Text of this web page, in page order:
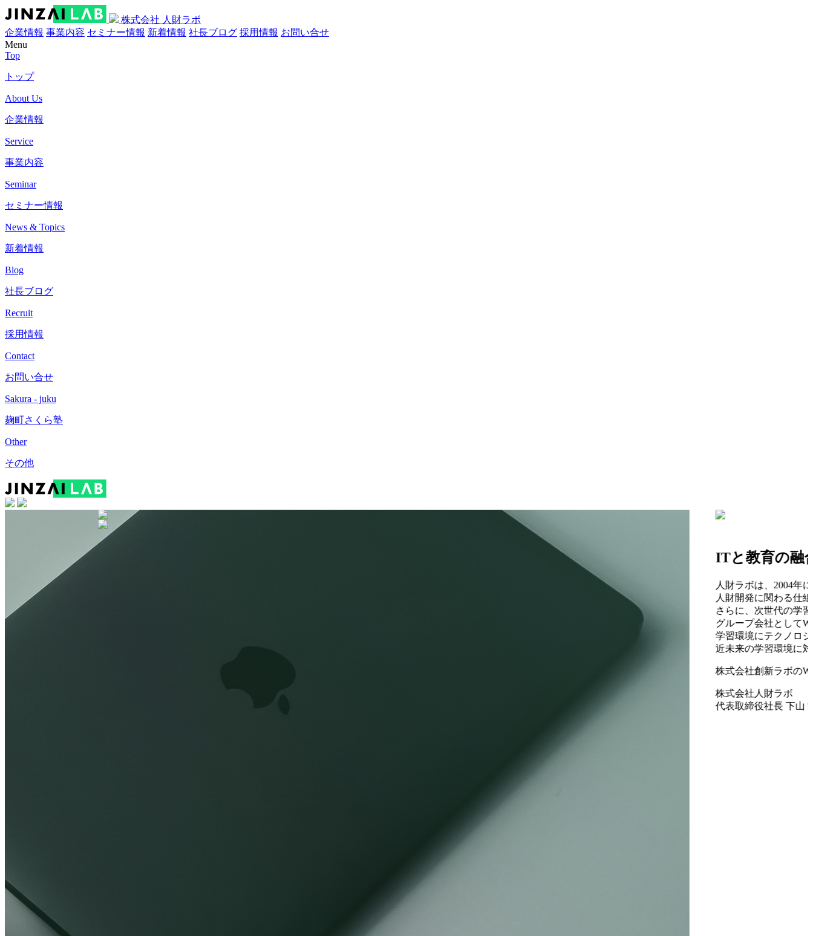
株式会社 人財ラボ
企業情報 事業内容 セミナー情報 新着情報 社長ブログ 採用情報 お問い合せ
Menu
Top
トップ
About Us
企業情報
Service
事業内容
Seminar
セミナー情報
News & Topics
新着情報
Blog
社長ブログ
Recruit
採用情報
Contact
お問い合せ
Sakura - juku
麹町さくら塾
Other
その他
ITと教育の融
人財ラボは、2004年
人財開発に関わる仕
さらに、次世代の学
グループ会社として
学習環境にテクノロ
近未来の学習環境に
株式会社創新ラボの
株式会社人財ラボ
代表取締役社長 下山